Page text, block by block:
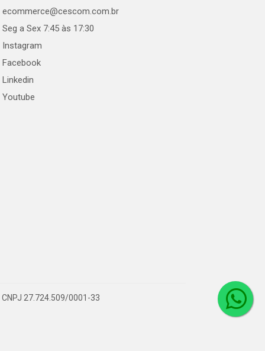
ecommerce@cescom.com.br
Seg a Sex 7:45 às 17:30
Instagram
Facebook
Linkedin
Youtube
27.724.509/0001-33